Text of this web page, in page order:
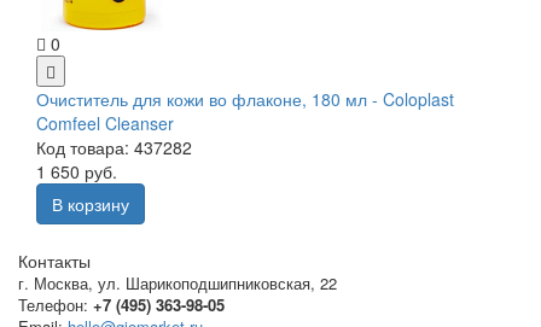
0
Очиститель для кожи во флаконе, 180 мл - Coloplast
Comfeel Cleanser
Код товара: 437282
1 650 руб.
В корзину
Контакты
г. Москва, ул. Шарикоподшипниковская, 22
Телефон: +7 (495) 363-98-05